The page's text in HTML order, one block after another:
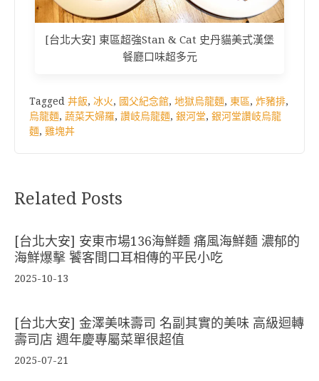
[台北大安] 東區超強Stan & Cat 史丹貓美式漢堡
餐廳口味超多元
Tagged 丼飯, 冰火, 國父紀念館, 地獄烏龍麵, 東區, 炸豬排,
烏龍麵, 蔬菜天婦羅, 讚岐烏龍麵, 銀河堂, 銀河堂讚岐烏龍
麵, 雞塊丼
Related Posts
[台北大安] 安東市場136海鮮麵 痛風海鮮麵 濃郁的
海鮮爆擊 饕客間口耳相傳的平民小吃
2025-10-13
[台北大安] 金澤美味壽司 名副其實的美味 高級迴轉
壽司店 週年慶專屬菜單很超值
2025-07-21